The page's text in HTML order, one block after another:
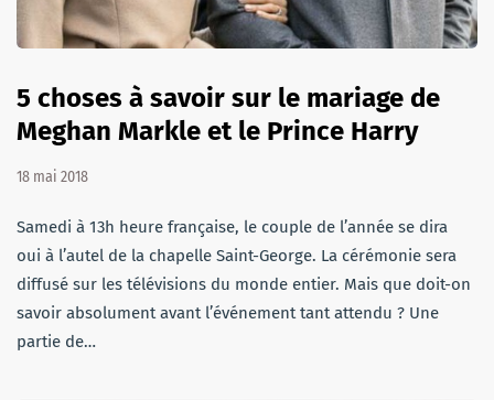
5 choses à savoir sur le mariage de
Meghan Markle et le Prince Harry
18 mai 2018
Samedi à 13h heure française, le couple de l’année se dira
oui à l’au­tel de la chapelle Saint-George. La cérémonie sera
diffusé sur les télévisions du monde entier. Mais que doit-on
savoir absolument avant l’événement tant attendu ? Une
partie de…